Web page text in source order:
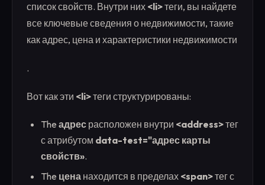
список свойств. Внутри них <li>теги, вы найдете
все ключевые сведения о недвижимости, такие
как адрес, цена и характеристики недвижимости
.
Вот как эти <li>теги структурированы:
The адрес расположен внутри <address>тег
с атрибутом data-test="адрес карты
свойств».
The цена находится в пределах <span>тег с